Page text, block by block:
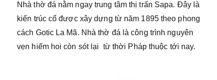
Nhà thờ đá nằm ngay trung tâm thị trấn Sapa. Đây là
kiến trúc cổ được xây dựng từ năm 1895 theo phong
cách Gotic La Mã. Nhà thờ đá là công trình nguyên
vẹn hiếm hoi còn sót lại từ thời Pháp thuộc tới nay.